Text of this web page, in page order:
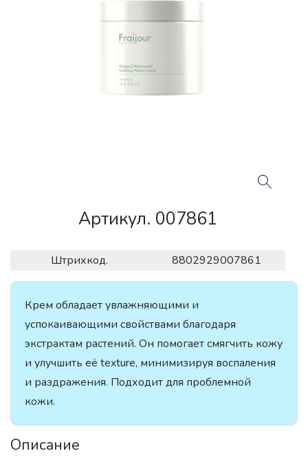
Артикул. 007861
Штрихкод. 8802929007861
Крем обладает увлажняющими и
успокаивающими свойствами благодаря
экстрактам растений. Он помогает смягчить кожу
и улучшить её texture, минимизируя воспаления
и раздражения. Подходит для проблемной
кожи.
Описание